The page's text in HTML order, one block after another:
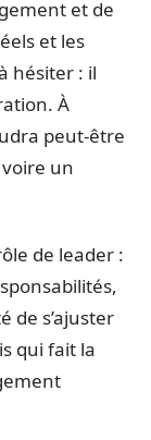
et de
et les
hésiter : il
À
peut-être
un
de leader :
de s’ajuster
qui fait la